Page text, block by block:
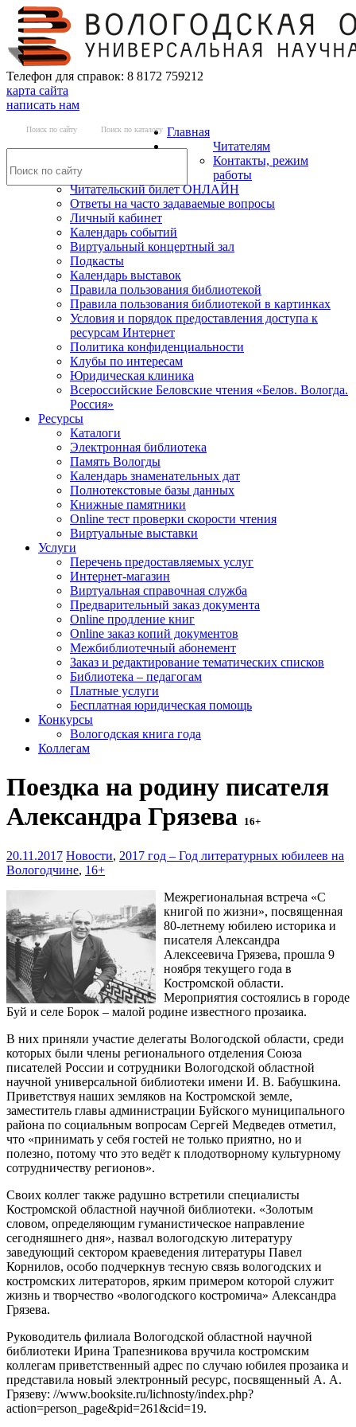
Телефон для справок: 8 8172 759212
карта сайта
написать нам
Поиск по сайту Поиск по каталогу Главная
Читателям
Контакты, режим
работы
Читательский билет ОНЛАЙН
Ответы на часто задаваемые вопросы
Личный кабинет
Календарь событий
Виртуальный концертный зал
Подкасты
Календарь выставок
Правила пользования библиотекой
Правила пользования библиотекой в картинках
Условия и порядок предоставления доступа к
ресурсам Интернет
Политика конфиденциальности
Клубы по интересам
Юридическая клиника
Всероссийские Беловские чтения «Белов. Вологда.
Россия»
Ресурсы
Каталоги
Электронная библиотека
Память Вологды
Календарь знаменательных дат
Полнотекстовые базы данных
Книжные памятники
Online тест проверки скорости чтения
Виртуальные выставки
Услуги
Перечень предоставляемых услуг
Интернет-магазин
Виртуальная справочная служба
Предварительный заказ документа
Online продление книг
Online заказ копий документов
Межбиблиотечный абонемент
Заказ и редактирование тематических списков
Библиотека – педагогам
Платные услуги
Бесплатная юридическая помощь
Конкурсы
Вологодская книга года
Коллегам
Поездка на родину писателя
Александра Грязева 16+
20.11.2017 Новости, 2017 год – Год литературных юбилеев на
Вологодчине, 16+
Межрегиональная встреча «С
книгой по жизни», посвященная
80-летнему юбилею историка и
писателя Александра
Алексеевича Грязева, прошла 9
ноября текущего года в
Костромской области.
Мероприятия состоялись в городе
Буй и селе Борок – малой родине известного прозаика.
В них приняли участие делегаты Вологодской области, среди
которых были члены регионального отделения Союза
писателей России и сотрудники Вологодской областной
научной универсальной библиотеки имени И. В. Бабушкина.
Приветствуя наших земляков на Костромской земле,
заместитель главы администрации Буйского муниципального
района по социальным вопросам Сергей Медведев отметил,
что «принимать у себя гостей не только приятно, но и
полезно, потому что это ведёт к плодотворному культурному
сотрудничеству регионов».
Своих коллег также радушно встретили специалисты
Костромской областной научной библиотеки. «Золотым
словом, определяющим гуманистическое направление
сегодняшнего дня», назвал вологодскую литературу
заведующий сектором краеведения литературы Павел
Корнилов, особо подчеркнув тесную связь вологодских и
костромских литераторов, ярким примером которой служит
жизнь и творчество «вологодского костромича» Александра
Грязева.
Руководитель филиала Вологодской областной научной
библиотеки Ирина Трапезникова вручила костромским
коллегам приветственный адрес по случаю юбилея прозаика и
представила новый электронный ресурс, посвященный А. А.
Грязеву: //www.booksite.ru/lichnosty/index.php?
action=person_page&pid=261&cid=19.